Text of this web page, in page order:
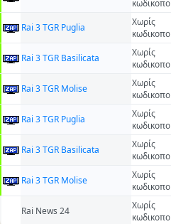
Rai 3 TGR Puglia
Χωρίς
Rai 3 TGR Basilicata
Χωρίς
Rai 3 TGR Molise
Χωρίς
Rai 3 TGR Puglia
Χωρίς
Rai 3 TGR Basilicata
Χωρίς
Rai 3 TGR Molise
Χωρίς
Rai News 24
Χωρίς